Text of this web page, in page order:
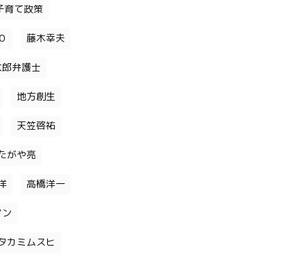
育て政策
藤木幸夫
弁護士
地方創生
天笠啓祐
がや亮
高橋洋一
カミムスヒ